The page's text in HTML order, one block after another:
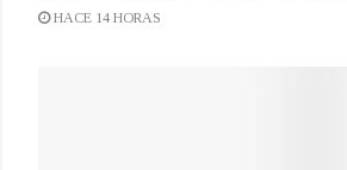
HACE 14 HORAS